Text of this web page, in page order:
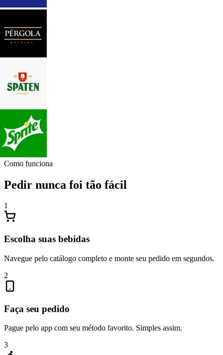
Como funciona
Pedir nunca foi tão fácil
1
Escolha suas bebidas
Navegue pelo catálogo completo e monte seu pedido em segundos.
2
Faça seu pedido
Pague pelo app com seu método favorito. Simples assim.
3